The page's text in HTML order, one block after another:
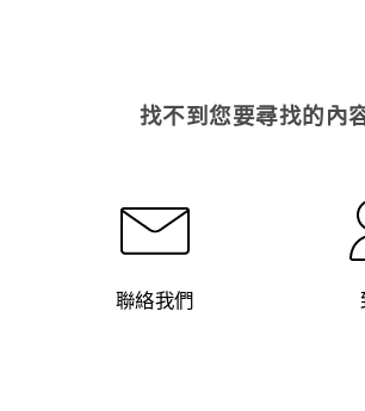
找不到您要尋找的內
聯絡我們